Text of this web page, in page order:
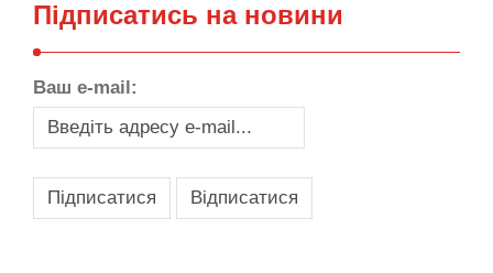
Підписатись на новини
Ваш e-mail: